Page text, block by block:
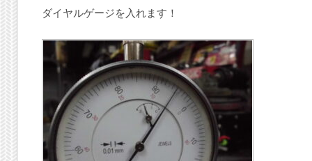
ダイヤルゲージを入れます！